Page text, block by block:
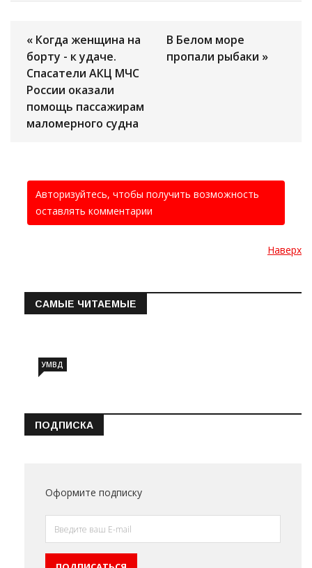
« Когда женщина на
борту - к удаче.
Спасатели АКЦ МЧС
России оказали
помощь пассажирам
маломерного судна
В Белом море
пропали рыбаки »
Авторизуйтесь, чтобы получить возможность
оставлять комментарии
Наверх
САМЫЕ ЧИТАЕМЫЕ
УМВД
ПОДПИСКА
Оформите подписку